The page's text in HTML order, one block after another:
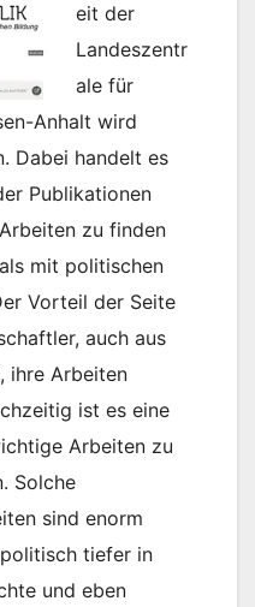
eit der
Landeszentr
ale für
Anhalt wird
Dabei handelt es
Publikationen
zu finden
mit politischen
Vorteil der Seite
auch aus
ihre Arbeiten
ist es eine
Arbeiten zu
Solche
sind enorm
tiefer in
und eben